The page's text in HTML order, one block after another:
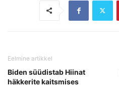
Eelmine artikkel
Biden süüdistab Hiinat
häkkerite kaitsmises